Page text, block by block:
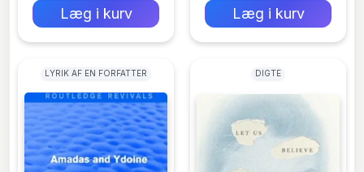
Læg i kurv Læg i kurv
LYRIK AF EN FORFATTER DIGTE